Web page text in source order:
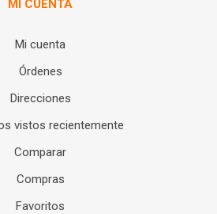
MI CUENTA
Mi cuenta
Órdenes
Direcciones
vistos recientemente
Comparar
Compras
Favoritos